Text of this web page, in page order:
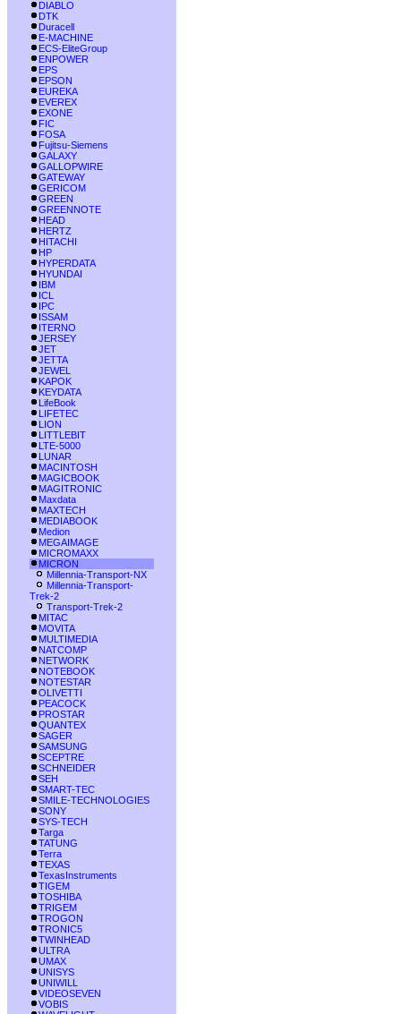
DIABLO
DTK
Duracell
E-MACHINE
ECS-EliteGroup
ENPOWER
EPS
EPSON
EUREKA
EVEREX
EXONE
FIC
FOSA
Fujitsu-Siemens
GALAXY
GALLOPWIRE
GATEWAY
GERICOM
GREEN
GREENNOTE
HEAD
HERTZ
HITACHI
HP
HYPERDATA
HYUNDAI
IBM
ICL
IPC
ISSAM
ITERNO
JERSEY
JET
JETTA
JEWEL
KAPOK
KEYDATA
LifeBook
LIFETEC
LION
LITTLEBIT
LTE-5000
LUNAR
MACINTOSH
MAGICBOOK
MAGITRONIC
Maxdata
MAXTECH
MEDIABOOK
Medion
MEGAIMAGE
MICROMAXX
MICRON
Millennia-Transport-NX
Millennia-Transport-
Trek-2
Transport-Trek-2
MITAC
MOVITA
MULTIMEDIA
NATCOMP
NETWORK
NOTEBOOK
NOTESTAR
OLIVETTI
PEACOCK
PROSTAR
QUANTEX
SAGER
SAMSUNG
SCEPTRE
SCHNEIDER
SEH
SMART-TEC
SMILE-TECHNOLOGIES
SONY
SYS-TECH
Targa
TATUNG
Terra
TEXAS
TexasInstruments
TIGEM
TOSHIBA
TRIGEM
TROGON
TRONIC5
TWINHEAD
ULTRA
UMAX
UNISYS
UNIWILL
VIDEOSEVEN
VOBIS